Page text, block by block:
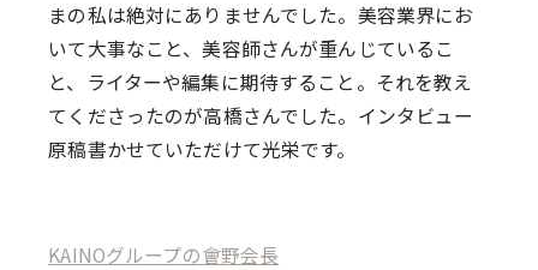
まの私は絶対にありませんでした。美容業界にお
いて大事なこと、美容師さんが重んじているこ
と、ライターや編集に期待すること。それを教え
てくださったのが高橋さんでした。インタビュー
原稿書かせていただけて光栄です。
KAINOグループの會野会長